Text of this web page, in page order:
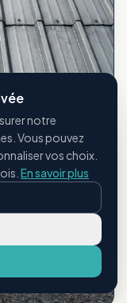
notre
Vous pouvez
vos choix.
En savoir plus